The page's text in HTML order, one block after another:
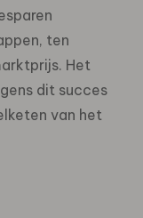
ten
Het
dit succes
van het